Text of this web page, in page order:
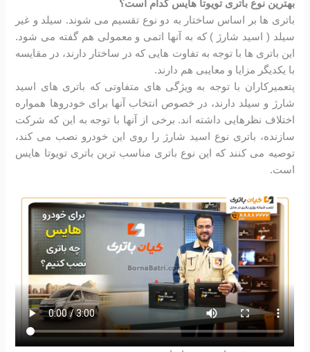
بهترین نوع باتری تویوتا هایس کدام است؟
باتری ها بر اساس ساختار به دو نوع تقسیم می شوند. سیلد و غیر
سیلد ( اسید شارژ ) که به آنها اتمی و معمولی هم گفته می شود.
این باتری ها با توجه به تفاوت هایی که در ساختار دارند، در مقایسه
با یکدیگر مزایا و معایبی هم دارند.
پتعمیرکاران با توجه به ویژگی های متفاوتی که باتری های اسید
شارژ و سیلد دارند، در خصوص انتخاب آنها برای خودروها همواره
اختلاف نظرهایی داشته اند. برخی از آنها با توجه به این که شرکت
سازنده، باتری نوع اسید شارژ را روی این خودرو نصب می کند،
توصیه می کنند که این نوع باتری مناسب ترین باتری تویوتا هایس
است.